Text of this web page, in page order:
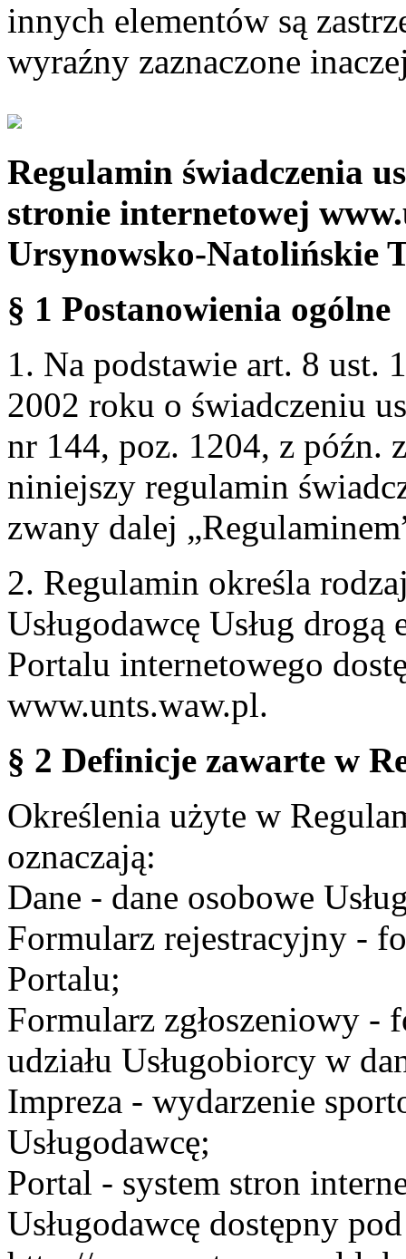
innych elementów są
wyraźny zaznaczone
Regulamin świadczenia
stronie internetowej
Ursynowsko-Natolińskie
§ 1 Postanowienia ogólne
1. Na podstawie art. 8 ust.
2002 roku o świadczeniu
nr 144, poz. 1204, z późn.
niniejszy regulamin
zwany dalej
2. Regulamin określa
Usługodawcę Usług
Portalu internetowego
www.unts.waw.pl.
§ 2 Definicje zawarte w
Określenia użyte w
oznaczają:
Dane - dane osobowe
Formularz rejestracyjny -
Portalu;
Formularz zgłoszeniowy -
udziału Usługobiorcy w
Impreza - wydarzenie
Usługodawcę;
Portal - system stron
Usługodawcę dostępny